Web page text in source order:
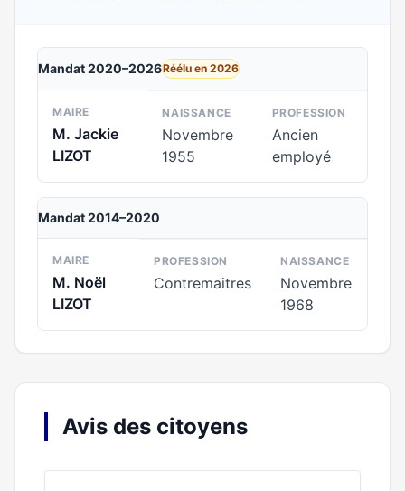
Mandat 2020–2026Réélu en 2026
MAIRE
M. Jackie
LIZOT
NAISSANCE
Novembre
1955
PROFESSION
Ancien
employé
Mandat 2014–2020
MAIRE
M. Noël
LIZOT
PROFESSION
Contremaitres
NAISSANCE
Novembre
1968
Avis des citoyens